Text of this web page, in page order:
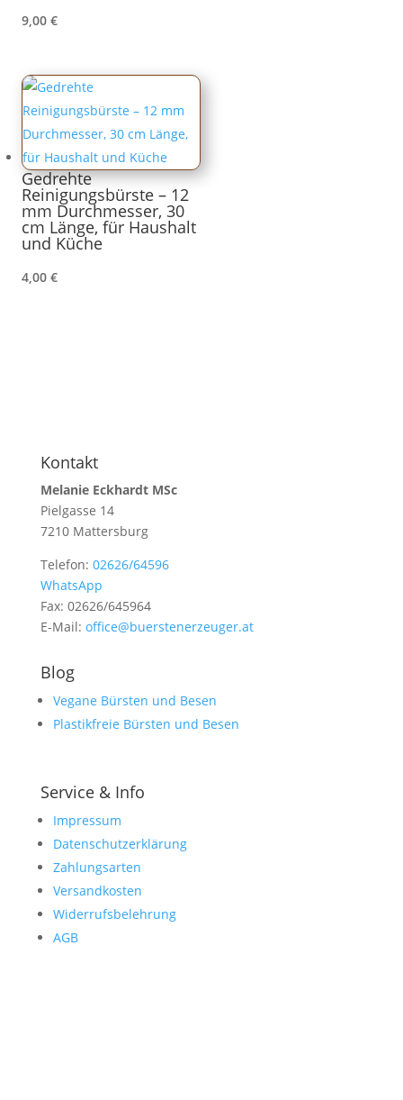
9,00 €
Gedrehte
Reinigungsbürste – 12
mm Durchmesser, 30
cm Länge, für Haushalt
und Küche
4,00 €
Kontakt
Melanie Eckhardt MSc
Pielgasse 14
7210 Mattersburg
Telefon: 02626/64596
WhatsApp
Fax: 02626/645964
E-Mail: office@buerstenerzeuger.at
Blog
Vegane Bürsten und Besen
Plastikfreie Bürsten und Besen
Service & Info
Impressum
Datenschutzerklärung
Zahlungsarten
Versandkosten
Widerrufsbelehrung
AGB